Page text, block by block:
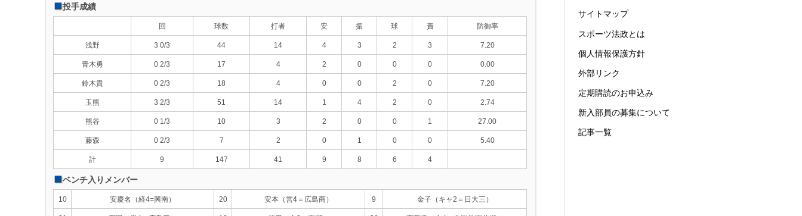
投手成績
回 球数 打者 安 振 球 責 防御率
浅野 3 0/3 44 14 4 3 2 3 7.20
青木勇 0 2/3 17 4 2 0 0 0 0.00
鈴木貴 0 2/3 18 4 0 0 2 0 7.20
玉熊 3 2/3 51 14 1 4 2 0 2.74
熊谷 0 1/3 10 3 2 0 0 1 27.00
藤森 0 2/3 7 2 0 1 0 0 5.40
計 9 147 41 9 8 6 4
ベンチ入りメンバー
10 安慶名（経4=興南） 20 安本（営4＝広島商） 9 金子（キャ2＝日大三）
サイトマップ
スポーツ法政とは
個人情報保護方針
外部リンク
定期購読のお申込み
新入部員の募集について
記事一覧